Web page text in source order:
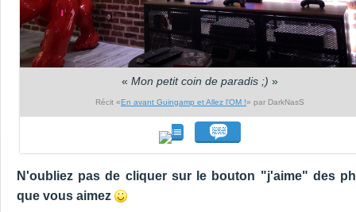
« Mon petit coin de paradis ;) »
Récit «En avant Guingamp et Allez l'OM !» par DarkNasS
N'oubliez pas de cliquer sur le bouton "j'aime" des
que vous aimez